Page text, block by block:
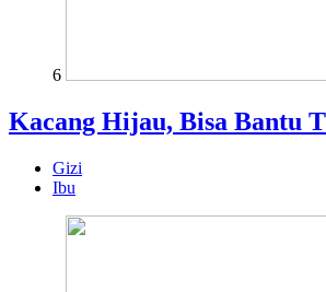
6
Kacang Hijau, Bisa Bantu
Gizi
Ibu